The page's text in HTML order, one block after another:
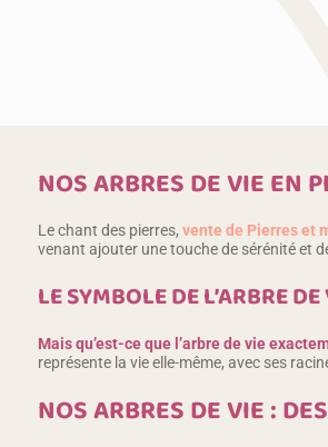
NOS ARBRES DE VIE EN
Le chant des pierres, vente de Pierres et
venant ajouter une touche de sérénité et
LE SYMBOLE DE L’ARBRE
Mais qu’est-ce que l’arbre de vie
représente la vie elle-même, avec ses
NOS ARBRES DE VIE :